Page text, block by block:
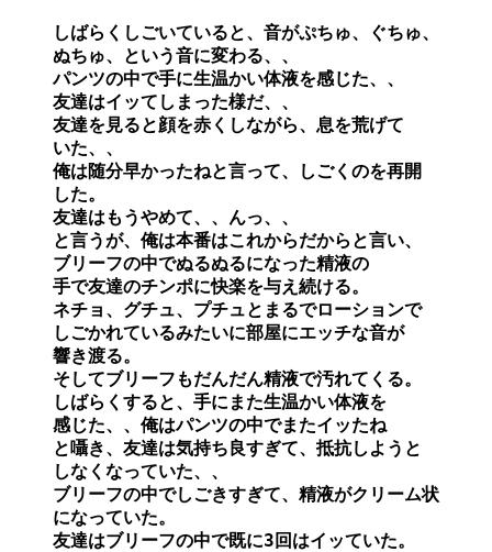
しばらくしごいていると、音がぷちゅ、ぐちゅ、
ぬちゅ、という音に変わる、、
パンツの中で手に生温かい体液を感じた、、
友達はイッてしまった様だ、、
友達を見ると顔を赤くしながら、息を荒げて
いた、、
俺は随分早かったねと言って、しごくのを再開
した。
友達はもうやめて、、んっ、、
と言うが、俺は本番はこれからだからと言い、
ブリーフの中でぬるぬるになった精液の
手で友達のチンポに快楽を与え続ける。
ネチョ、グチュ、プチュとまるでローションで
しごかれているみたいに部屋にエッチな音が
響き渡る。
そしてブリーフもだんだん精液で汚れてくる。
しばらくすると、手にまた生温かい体液を
感じた、、俺はパンツの中でまたイッたね
と囁き、友達は気持ち良すぎて、抵抗しようと
しなくなっていた、、
ブリーフの中でしごきすぎて、精液がクリーム状
になっていた。
友達はブリーフの中で既に3回はイッていた。